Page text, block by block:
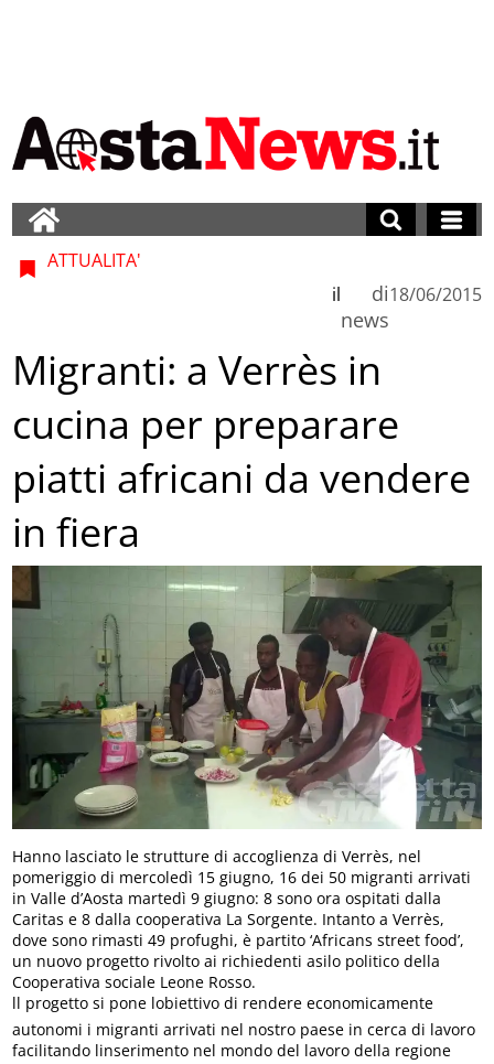
ATTUALITA'
di
news
il 18/06/2015
Migranti: a Verrès in
cucina per preparare
piatti africani da vendere
in fiera
Hanno lasciato le strutture di accoglienza di Verrès, nel
pomeriggio di mercoledì 15 giugno, 16 dei 50 migranti arrivati
in Valle d’Aosta martedì 9 giugno: 8 sono ora ospitati dalla
Caritas e 8 dalla cooperativa La Sorgente. Intanto a Verrès,
dove sono rimasti 49 profughi, è partito ‘Africans street food’,
un nuovo progetto rivolto ai richiedenti asilo politico della
Cooperativa sociale Leone Rosso.
ll progetto si pone lobiettivo di rendere economicamente
autonomi i migranti arrivati nel nostro paese in cerca di lavoro
facilitando linserimento nel mondo del lavoro della regione